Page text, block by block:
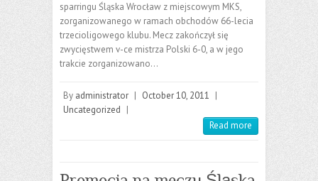
sparringu Śląska Wrocław z miejscowym MKS,
zorganizowanego w ramach obchodów 66-lecia
trzecioligowego klubu. Mecz zakończył się
zwycięstwem v-ce mistrza Polski 6-0, a w jego
trakcie zorganizowano…
By administrator | October 10, 2011 |
Uncategorized |
Read more